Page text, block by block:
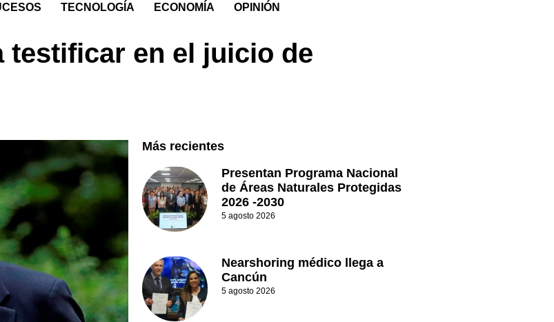
TECNOLOGÍA ECONOMÍA OPINIÓN
testificar en el juicio de
Más recientes
Presentan Programa Nacional
de Áreas Naturales Protegidas
2026 -2030
5 agosto 2026
Nearshoring médico llega a
Cancún
5 agosto 2026